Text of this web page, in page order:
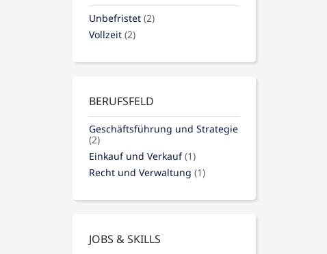
Unbefristet (2)
Vollzeit (2)
BERUFSFELD
Geschäftsführung und Strategie
(2)
Einkauf und Verkauf (1)
Recht und Verwaltung (1)
JOBS & SKILLS